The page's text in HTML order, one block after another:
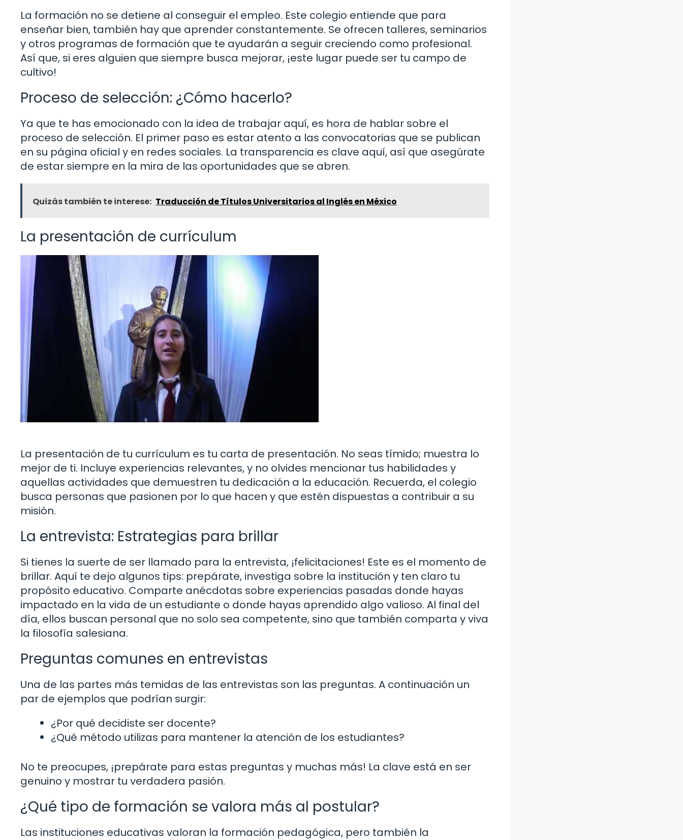
La formación no se detiene al conseguir el empleo. Este colegio entiende que para
enseñar bien, también hay que aprender constantemente. Se ofrecen talleres, seminarios
y otros programas de formación que te ayudarán a seguir creciendo como profesional.
Así que, si eres alguien que siempre busca mejorar, ¡este lugar puede ser tu campo de
cultivo!
Proceso de selección: ¿Cómo hacerlo?
Ya que te has emocionado con la idea de trabajar aquí, es hora de hablar sobre el
proceso de selección. El primer paso es estar atento a las convocatorias que se publican
en su página oficial y en redes sociales. La transparencia es clave aquí, así que asegúrate
de estar siempre en la mira de las oportunidades que se abren.
Quizás también te interese: Traducción de Títulos Universitarios al Inglés en México
La presentación de currículum
La presentación de tu currículum es tu carta de presentación. No seas tímido; muestra lo
mejor de ti. Incluye experiencias relevantes, y no olvides mencionar tus habilidades y
aquellas actividades que demuestren tu dedicación a la educación. Recuerda, el colegio
busca personas que pasionen por lo que hacen y que estén dispuestas a contribuir a su
misión.
La entrevista: Estrategias para brillar
Si tienes la suerte de ser llamado para la entrevista, ¡felicitaciones! Este es el momento de
brillar. Aquí te dejo algunos tips: prepárate, investiga sobre la institución y ten claro tu
propósito educativo. Comparte anécdotas sobre experiencias pasadas donde hayas
impactado en la vida de un estudiante o donde hayas aprendido algo valioso. Al final del
día, ellos buscan personal que no solo sea competente, sino que también comparta y viva
la filosofía salesiana.
Preguntas comunes en entrevistas
Una de las partes más temidas de las entrevistas son las preguntas. A continuación un
par de ejemplos que podrían surgir:
¿Por qué decidiste ser docente?
¿Qué método utilizas para mantener la atención de los estudiantes?
No te preocupes, ¡prepárate para estas preguntas y muchas más! La clave está en ser
genuino y mostrar tu verdadera pasión.
¿Qué tipo de formación se valora más al postular?
Las instituciones educativas valoran la formación pedagógica, pero también la